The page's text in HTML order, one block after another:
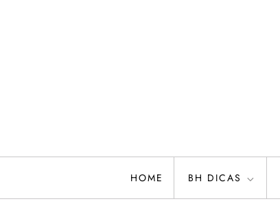
HOME BH DICAS